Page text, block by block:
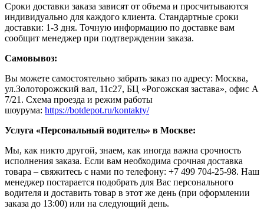
Сроки доставки заказа зависят от объема и просчитываются
индивидуально для каждого клиента. Стандартные сроки
доставки: 1-3 дня. Точную информацию по доставке вам
сообщит менеджер при подтверждении заказа.
Самовывоз:
Вы можете самостоятельно забрать заказ по адресу: Москва,
ул.Золоторожский вал, 11с27, БЦ «Рогожская застава», офис А
7/21. Схема проезда и режим работы
шоурума: https://botdepot.ru/kontakty/
Услуга «Персональный водитель» в Москве:
Мы, как никто другой, знаем, как иногда важна срочность
исполнения заказа. Если вам необходима срочная доставка
товара – свяжитесь с нами по телефону: +7 499 704-25-98. Наш
менеджер постарается подобрать для Вас персонального
водителя и доставить товар в этот же день (при оформлении
заказа до 13:00) или на следующий день.